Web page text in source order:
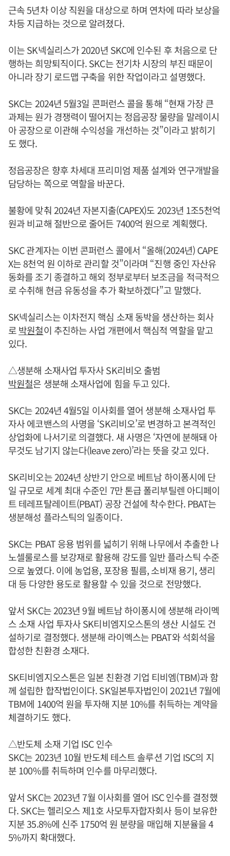
근속 5년차 이상 직원을 대상으로 하며 연차에 따라 보상을
차등 지급하는 것으로 알려졌다.
이는 SK넥실리스가 2020년 SKC에 인수된 후 처음으로 단
행하는 희망퇴직이다. SKC는 전기차 시장의 부진 때문이
아니라 장기 로드맵 구축을 위한 작업이라고 설명했다.
SKC는 2024년 5월3일 콘퍼런스 콜을 통해 “현재 가장 큰
과제는 원가 경쟁력이 떨어지는 정읍공장 물량을 말레이시
아 공장으로 이관해 수익성을 개선하는 것”이라고 밝히기
도 했다.
정읍공장은 향후 차세대 프리미엄 제품 설계와 연구개발을
담당하는 쪽으로 역할을 바꾼다.
불황에 맞춰 2024년 자본지출(CAPEX)도 2023년 1조5천억
원과 비교해 절반으로 줄어든 7400억 원으로 계획했다.
SKC 관계자는 이번 콘퍼런스 콜에서 “올해(2024년) CAPE
X는 8천억 원 이하로 관리할 것”이라며 “진행 중인 자산유
동화를 조기 종결하고 해외 정부로부터 보조금을 적극적으
로 수취해 현금 유동성을 추가 확보하겠다”고 말했다.
SK넥실리스는 이차전지 핵심 소재 동박을 생산하는 회사
로박원철이 추진하는 사업 개편에서 핵심적 역할을 맡고
있다.
△생분해 소재사업 투자사 SK리비오 출범
박원철은 생분해 소재사업에 힘을 두고 있다.
SKC는 2024년 4월5일 이사회를 열어 생분해 소재사업 투
자사 에코밴스의 사명을 ‘SK리비오’로 변경하고 본격적인
상업화에 나서기로 의결했다. 새 사명은 ‘자연에 분해돼 아
무것도 남기지 않는다(leave zero)’라는 뜻을 갖고 있다.
SK리비오는 2024년 상반기 안으로 베트남 하이퐁시에 단
일 규모로 세계 최대 수준인 7만 톤급 폴리부틸렌 아디페이
트 테레프탈레이트(PBAT) 공장 건설에 착수한다. PBAT는
생분해성 플라스틱의 일종이다.
SKC는 PBAT 응용 범위를 넓히기 위해 나무에서 추출한 나
노셀룰로스를 보강재로 활용해 강도를 일반 플라스틱 수준
으로 높였다. 이에 농업용, 포장용 필름, 소비재 용기, 생리
대 등 다양한 용도로 활용할 수 있을 것으로 전망했다.
앞서 SKC는 2023년 9월 베트남 하이퐁시에 생분해 라이멕
스 소재 사업 투자사 SK티비엠지오스톤의 생산 시설도 건
설하기로 결정했다. 생분해 라이멕스는 PBAT와 석회석을
합성한 친환경 소재다.
SK티비엠지오스톤은 일본 친환경 기업 티비엠(TBM)과 함
께 설립한 합작법인이다. SK일본투자법인이 2021년 7월에
TBM에 1400억 원을 투자해 지분 10%를 취득하는 계약을
체결하기도 했다.
△반도체 소재 기업 ISC 인수
SKC는 2023년 10월 반도체 테스트 솔루션 기업 ISC의 지
분 100%를 취득하며 인수를 마무리했다.
앞서 SKC는 2023년 7월 이사회를 열어 ISC 인수를 결정했
다. SKC는 헬리오스 제1호 사모투자합자회사 등이 보유한
지분 35.8%에 신주 1750억 원 분량을 매입해 지분율을 4
5%까지 확대했다.